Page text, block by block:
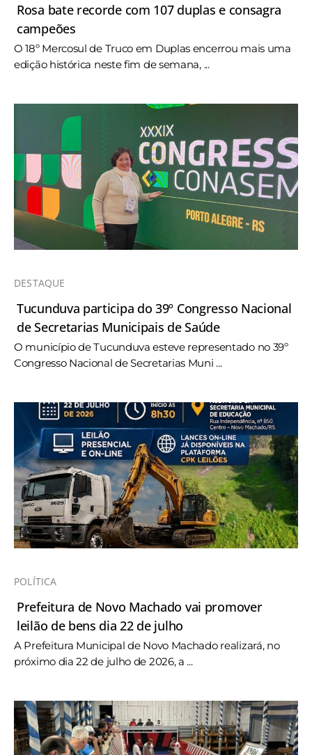
Rosa bate recorde com 107 duplas e consagra
campeões
O 18º Mercosul de Truco em Duplas encerrou mais uma
edição histórica neste fim de semana, ...
DESTAQUE
Tucunduva participa do 39º Congresso Nacional
de Secretarias Municipais de Saúde
O município de Tucunduva esteve representado no 39º
Congresso Nacional de Secretarias Muni ...
POLÍTICA
Prefeitura de Novo Machado vai promover
leilão de bens dia 22 de julho
A Prefeitura Municipal de Novo Machado realizará, no
próximo dia 22 de julho de 2026, a ...